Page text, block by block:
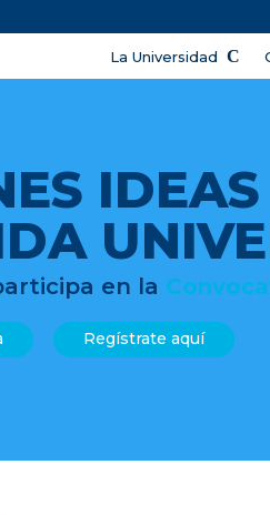
La Universidad
en la
Regístrate aquí